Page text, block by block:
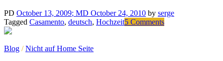
PD October 13, 2009; MD October 24, 2010 by serge
Tagged Casamento, deutsch, Hochzeit5 Commentson
Blog /Nicht auf Home Seite